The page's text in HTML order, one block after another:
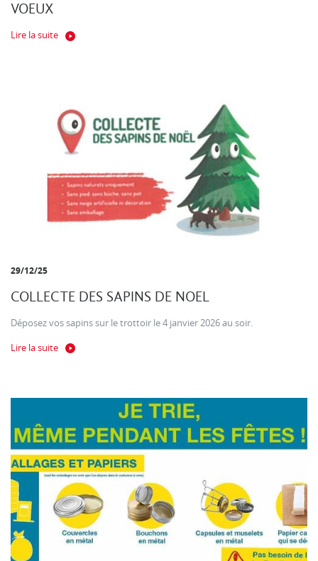
VOEUX
Lire la suite
29/12/25
COLLECTE DES SAPINS DE NOEL
Déposez vos sapins sur le trottoir le 4 janvier 2026 au soir.
Lire la suite